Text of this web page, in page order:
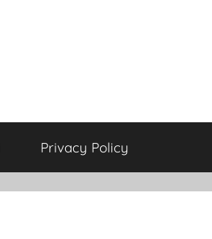
Privacy Policy